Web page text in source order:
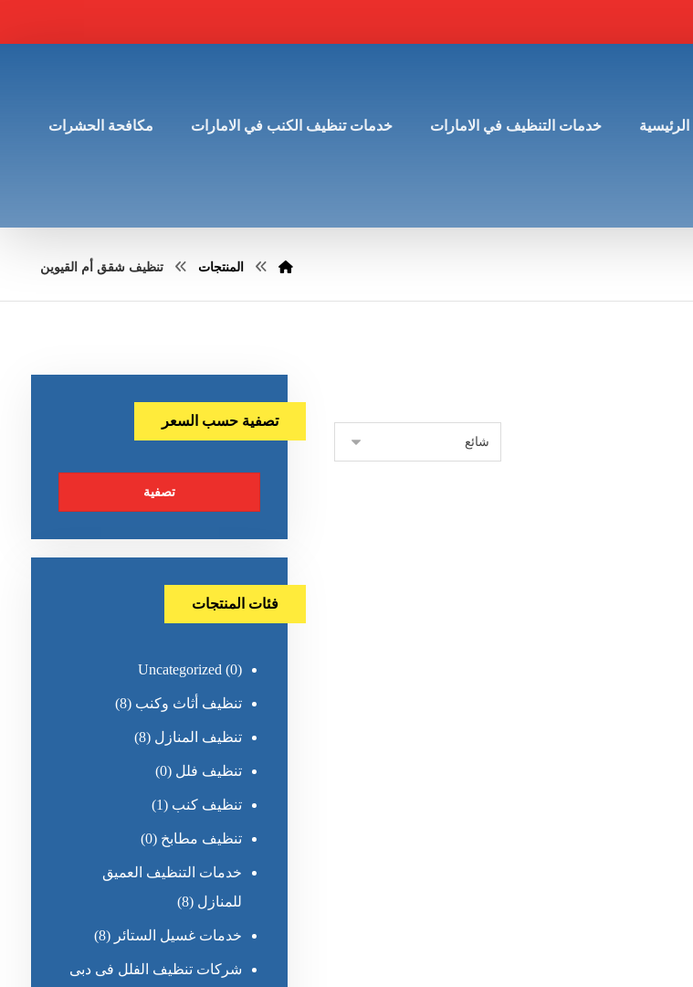
الرئيسية خدمات التنظيف في الامارات خدمات تنظيف الكنب في الامارات مكافحة الحشرات
المنتجات تنظيف شقق أم القيوين
تصفية حسب السعر
تصفية
فئات المنتجات
Uncategorized (0)
تنظيف أثاث وكنب (8)
تنظيف المنازل (8)
تنظيف فلل (0)
تنظيف كنب (1)
تنظيف مطابخ (0)
خدمات التنظيف العميق
للمنازل (8)
خدمات غسيل الستائر (8)
شركات تنظيف الفلل فى دبى